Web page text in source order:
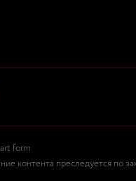
form
контента преследуется по